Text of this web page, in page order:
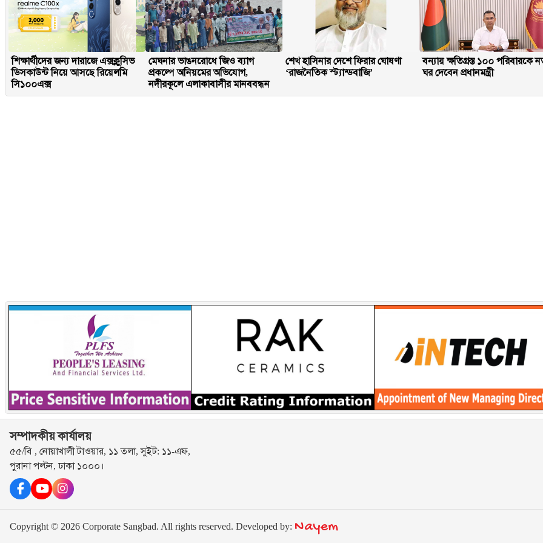
শিক্ষার্থীদের জন্য দারাজে এক্সক্লুসিভ
ডিসকাউন্ট নিয়ে আসছে রিয়েলমি
সি১০০এক্স
মেঘনার ভাঙনরোধে জিও ব্যাগ
প্রকল্পে অনিয়মের অভিযোগ,
নদীরকূলে এলাকাবাসীর মানববন্ধন
শেখ হাসিনার দেশে ফিরার ঘোষণা
‘রাজনৈতিক স্ট্যান্ডবাজি’
বন্যায় ক্ষতিগ্রস্ত ১০০ পরিবারকে
ঘর দেবেন প্রধানমন্ত্রী
সম্পাদকীয় কার্যালয়
৫৫/বি , নোয়াখালী টাওয়ার, ১১ তলা, সুইট: ১১-এফ,
পুরানা পল্টন, ঢাকা ১০০০।
Copyright © 2026 Corporate Sangbad. All rights reserved. Developed by: Nayem